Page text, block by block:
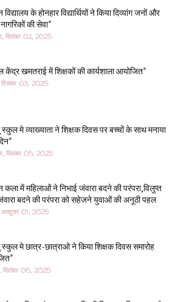
के होनहार विद्यार्थियों ने किया दिव्यांग जनों और
नागरिकों की सेवा*
सितंबर 02, 2025
खमतराई में शिक्षकों की कार्यशाला आयोजित*
दिसंबर 03, 2025
मे व्याख्याता ने शिक्षक दिवस पर बच्चों के साथ मनाया
सितंबर 05, 2025
कला में महिलाओं ने निभाई जंवारा बदने की परंपरा,विलुप्त
बदने की परंपरा को सहेजने युवाओं की अनूठी पहल
अक्टूबर 01, 2025
मे छात्र-छात्राओ ने किया शिक्षक दिवस समारोह
सितंबर 06, 2025